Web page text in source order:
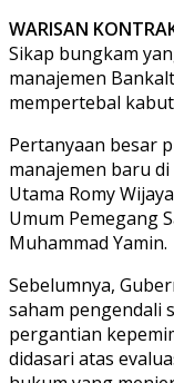
WARISAN
Sikap bungkam
manajemen
mempertebal
Pertanyaan besar
manajemen baru
Utama Romy
Umum Pemegang
Muhammad Yamin.
Sebelumnya,
saham pengendali
pergantian
didasari atas